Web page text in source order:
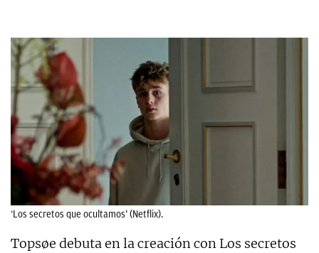
‘Los secretos que ocultamos’ (Netflix).
Topsøe debuta en la creación con Los secretos